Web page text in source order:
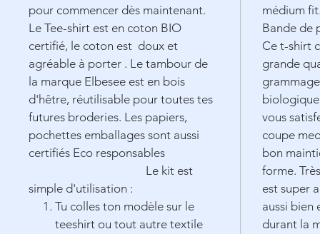
pour commencer dès maintenant.
Le Tee-shirt est en coton BIO
certifié, le coton est doux et
agréable à porter . Le tambour de
la marque Elbesee est en bois
d'hêtre, réutilisable pour toutes tes
futures broderies. Les papiers,
pochettes emballages sont aussi
certifiés Eco responsables
Le kit est
simple d'utilisation :
Tu colles ton modèle sur le
teeshirt ou tout autre textile
médium
Bande de
Ce t-shirt
grande
vous
coupe
bon
forme.
est super
aussi bien
durant la